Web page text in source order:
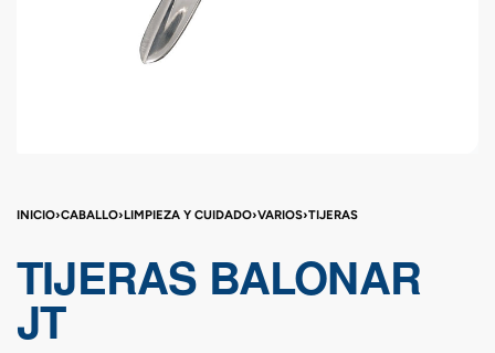
INICIO›CABALLO›LIMPIEZA Y CUIDADO›VARIOS›TIJERAS
TIJERAS BALONAR
JT